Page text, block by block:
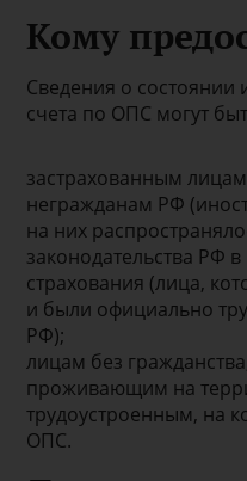
Кому
Сведения о состоянии
счета по ОПС могут
застрахованным
негражданам РФ
на них
законодательства РФ
страхования (лица,
и были официально
РФ);
лицам без
проживающим на
трудоустроенным, на
ОПС.